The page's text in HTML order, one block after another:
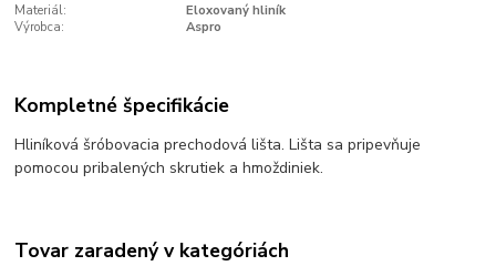
Materiál:
Eloxovaný hliník
Výrobca:
Aspro
Kompletné špecifikácie
Hliníková šróbovacia prechodová lišta. Lišta sa pripevňuje
pomocou pribalených skrutiek a hmoždiniek.
Tovar zaradený v kategóriách